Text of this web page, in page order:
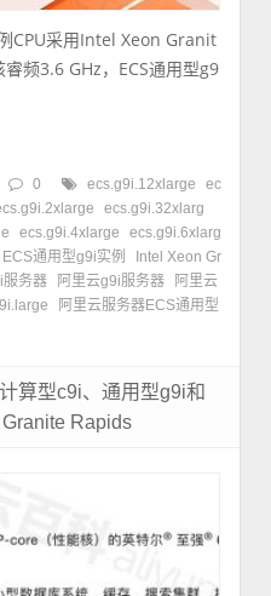
CPU采用Intel Xeon Granit
频3.6 GHz，ECS通用型g9
0 ecs.g9i.12xlarge
ec
ecs.g9i.32xlarg
ecs.g9i.4xlarge
ecs.g9i.6xlarg
ECS通用型g9i实例
Intel Xeon Gr
服务器 阿里云g9i服务器
阿里云
阿里云服务器ECS通用型
算型c9i、通用型g9i和
Rapids